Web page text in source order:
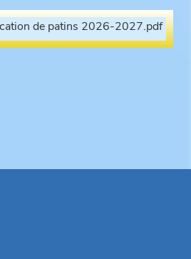
de patins 2026-2027.pdf